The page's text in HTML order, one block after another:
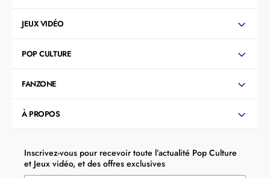
JEUX VIDÉO
POP CULTURE
FANZONE
À PROPOS
Inscrivez-vous pour recevoir toute l’actualité Pop Culture
et Jeux vidéo, et des offres exclusives